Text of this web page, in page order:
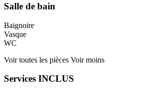
Salle de bain
Baignoire
Vasque
WC
Voir toutes les pièces Voir moins
Services INCLUS